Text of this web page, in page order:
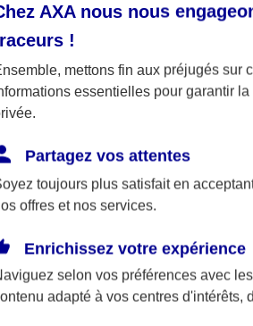
L'application Mon AXA
Assurance, tous vos
AXA nous nous
!
mettons fin aux préjugés sur
essentielles pour garantir
Partagez vos attentes
toujours plus satisfait en
offres et nos services.
Enrichissez votre expérience
selon vos préférences avec les
adapté à vos centres d'intérêts,